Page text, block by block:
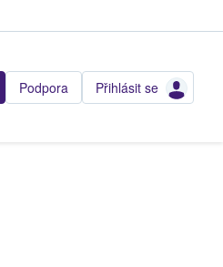
Podpora Přihlásit se